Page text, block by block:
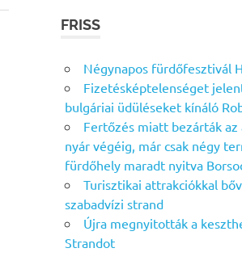
FRISS
Négynapos fürdőfesztivál
Fizetésképtelenséget
bulgáriai üdüléseket kínáló
Fertőzés miatt bezárták
nyár végéig, már csak négy
fürdőhely maradt nyitva
Turisztikai attrakciókkal
szabadvízi strand
Újra megnyitották a
Strandot